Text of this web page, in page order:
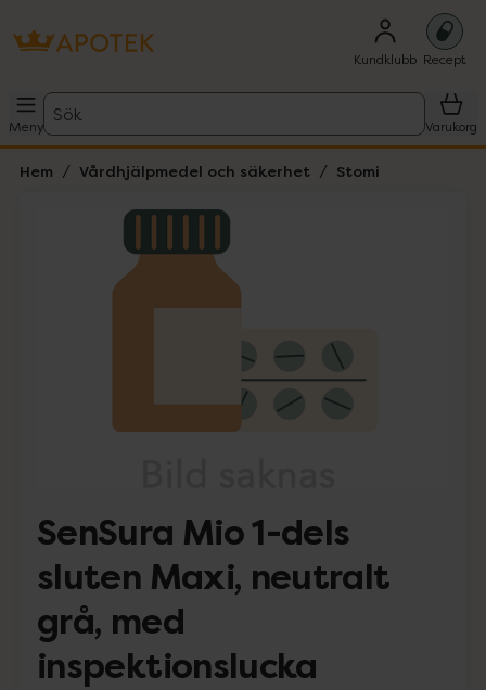
Kundklubb Recept
Meny
Sök
Varukorg
Hem Vårdhjälpmedel och säkerhet Stomi
Lista: . Innehåller 1 objekt.
SenSura Mio 1-dels
sluten Maxi, neutralt
grå, med
inspektionslucka